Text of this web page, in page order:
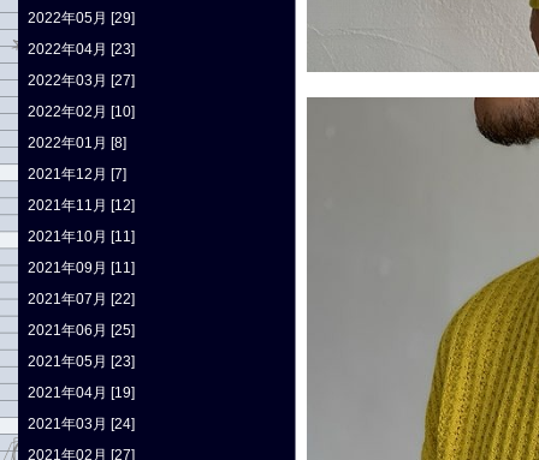
2022年05月 [29]
2022年04月 [23]
2022年03月 [27]
2022年02月 [10]
2022年01月 [8]
2021年12月 [7]
2021年11月 [12]
2021年10月 [11]
2021年09月 [11]
2021年07月 [22]
2021年06月 [25]
2021年05月 [23]
2021年04月 [19]
2021年03月 [24]
2021年02月 [27]